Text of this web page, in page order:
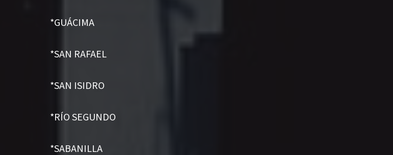
*GUÁCIMA
*SAN RAFAEL
*SAN ISIDRO
*RÍO SEGUNDO
*SABANILLA